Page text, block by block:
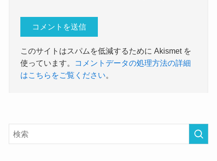
このサイトはスパムを低減するために Akismet を
使っています。
コメントデータの処理方法の詳細
はこちらをご覧ください